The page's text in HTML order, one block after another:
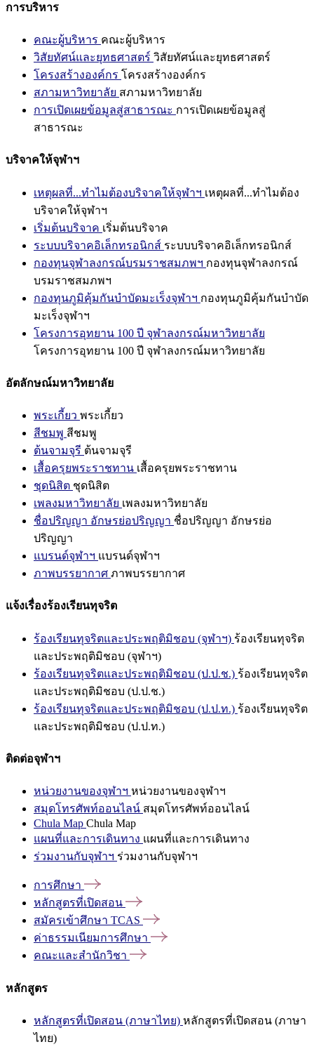
การบริหาร
คณะผู้บริหาร คณะผู้บริหาร
วิสัยทัศน์และยุทธศาสตร์ วิสัยทัศน์และยุทธศาสตร์
โครงสร้างองค์กร โครงสร้างองค์กร
สภามหาวิทยาลัย สภามหาวิทยาลัย
การเปิดเผยข้อมูลสู่สาธารณะ การเปิดเผยข้อมูลสู่
สาธารณะ
บริจาคให้จุฬาฯ
เหตุผลที่...ทำไมต้องบริจาคให้จุฬาฯ เหตุผลที่...ทำไมต้อง
บริจาคให้จุฬาฯ
เริ่มต้นบริจาค เริ่มต้นบริจาค
ระบบบริจาคอิเล็กทรอนิกส์ ระบบบริจาคอิเล็กทรอนิกส์
กองทุนจุฬาลงกรณ์บรมราชสมภพฯ กองทุนจุฬาลงกรณ์
บรมราชสมภพฯ
กองทุนภูมิคุ้มกันบำบัดมะเร็งจุฬาฯ กองทุนภูมิคุ้มกันบำบัด
มะเร็งจุฬาฯ
โครงการอุทยาน 100 ปี จุฬาลงกรณ์มหาวิทยาลัย
โครงการอุทยาน 100 ปี จุฬาลงกรณ์มหาวิทยาลัย
อัตลักษณ์มหาวิทยาลัย
พระเกี้ยว พระเกี้ยว
สีชมพู สีชมพู
ต้นจามจุรี ต้นจามจุรี
เสื้อครุยพระราชทาน เสื้อครุยพระราชทาน
ชุดนิสิต ชุดนิสิต
เพลงมหาวิทยาลัย เพลงมหาวิทยาลัย
ชื่อปริญญา อักษรย่อปริญญา ชื่อปริญญา อักษรย่อ
ปริญญา
แบรนด์จุฬาฯ แบรนด์จุฬาฯ
ภาพบรรยากาศ ภาพบรรยากาศ
แจ้งเรื่องร้องเรียนทุจริต
ร้องเรียนทุจริตและประพฤติมิชอบ (จุฬาฯ) ร้องเรียนทุจริต
และประพฤติมิชอบ (จุฬาฯ)
ร้องเรียนทุจริตและประพฤติมิชอบ (ป.ป.ช.) ร้องเรียนทุจริต
และประพฤติมิชอบ (ป.ป.ช.)
ร้องเรียนทุจริตและประพฤติมิชอบ (ป.ป.ท.) ร้องเรียนทุจริต
และประพฤติมิชอบ (ป.ป.ท.)
ติดต่อจุฬาฯ
หน่วยงานของจุฬาฯ หน่วยงานของจุฬาฯ
สมุดโทรศัพท์ออนไลน์ สมุดโทรศัพท์ออนไลน์
Chula Map Chula Map
แผนที่และการเดินทาง แผนที่และการเดินทาง
ร่วมงานกับจุฬาฯ ร่วมงานกับจุฬาฯ
การศึกษา
หลักสูตรที่เปิดสอน
สมัครเข้าศึกษา TCAS
ค่าธรรมเนียมการศึกษา
คณะและสำนักวิชา
หลักสูตร
หลักสูตรที่เปิดสอน (ภาษาไทย) หลักสูตรที่เปิดสอน (ภาษา
ไทย)